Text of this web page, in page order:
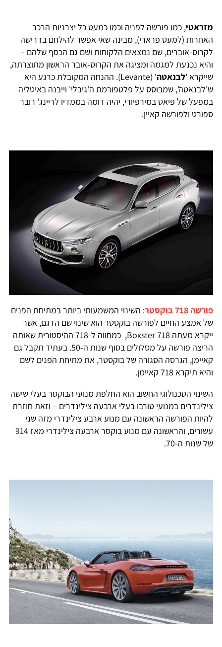
, כמו פורשה לפניה וכמו כמעט כל יצרניות הרכב
(למעט פרארי), מבינה שאי אפשר להילחם בדרישה
אוברים, שם נמצאים הלקוחות ושם גם הכסף שלהם –
נכנעת למגמה ומציגה את הקרוס-אובר הראשון מתוצרתה,
'לבנאטה
' (Levante). ההנחה המקובלת כרגע היא
שמבוסס על פלטפורמת ה'גיבלי' וייבנה באיטליה
של פיאט במירפיורי, יהיה דומה בממדיו לריינג' רובר
ולפורשה קאיין.
718 בוקסטר
: השינוי המשמעותי ביותר במתיחת הפנים
אמצע החיים לפורשה בוקסטר הוא שינוי שם הדגם, אשר
ייקרא מעתה 718 Boxster, כמחווה ל-718 ההיסטורית שאותה
הריצה פורשה על מסלולים בסוף שנות ה-50. בעתיד תקבל גם
הגרסה הסגורה של בוקסטר, את מתיחת הפנים לשם
תיקרא 718 קאיימן.
הטכנולוגי החשוב הוא החלפת מנועי הבוקסר בעלי שישה
במנועי טורבו בעלי ארבעה צילינדרים – וזאת חוזרת
הפורשה הראשונה עם מנוע ארבע צילינדרי מזה שני
עשורים, והראשונה עם מנוע בוקסר ארבעה צילינדרי מאז 914
שנות ה-70.